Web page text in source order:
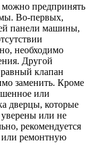
предпринять
Во-первых,
панели машины,
необходимо
Другой
клапан
заменить. Кроме
или
дверцы, которые
или не
рекомендуется
или ремонтную